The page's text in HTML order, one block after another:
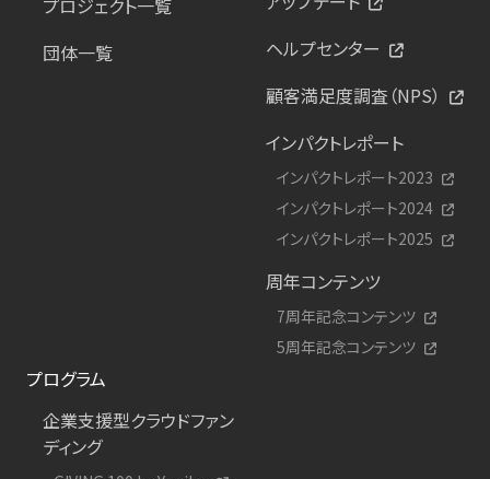
団体一覧
ヘルプセンター
顧客満足度調査（NPS）
インパクトレポート
インパクトレポート2023
インパクトレポート2024
インパクトレポート2025
周年コンテンツ
7周年記念コンテンツ
5周年記念コンテンツ
プログラム
企業支援型クラウドファン
ディング